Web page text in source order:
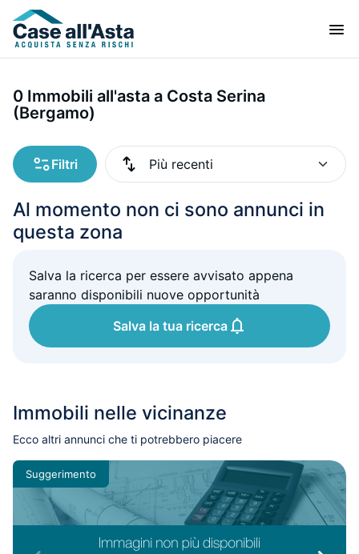
0 Immobili all'asta a Costa Serina
(Bergamo)
Filtri
Al momento non ci sono annunci in
questa zona
Salva la ricerca per essere avvisato appena
saranno disponibili nuove opportunità
Salva la tua ricerca
Immobili nelle vicinanze
Ecco altri annunci che ti potrebbero piacere
Suggerimento